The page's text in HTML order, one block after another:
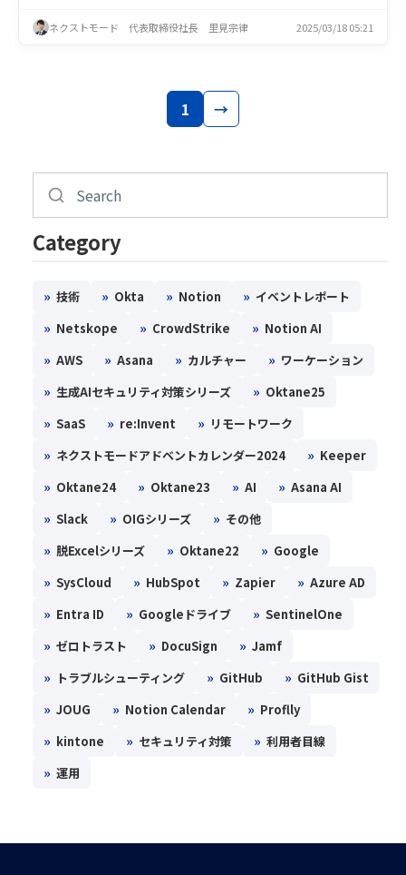
ネクストモード 代表取締役社長 里見宗律 2025/03/18 05:21
1 →
Category
» 技術 » Okta » Notion » イベントレポート
» Netskope » CrowdStrike » Notion AI
» AWS » Asana » カルチャー » ワーケーション
» 生成AIセキュリティ対策シリーズ » Oktane25
» SaaS » re:Invent » リモートワーク
» ネクストモードアドベントカレンダー2024 » Keeper
» Oktane24 » Oktane23 » AI » Asana AI
» Slack » OIGシリーズ » その他
» 脱Excelシリーズ » Oktane22 » Google
» SysCloud » HubSpot » Zapier » Azure AD
» Entra ID » Googleドライブ » SentinelOne
» ゼロトラスト » DocuSign » Jamf
» トラブルシューティング » GitHub » GitHub Gist
» JOUG » Notion Calendar » Proflly
» kintone » セキュリティ対策 » 利用者目線
» 運用